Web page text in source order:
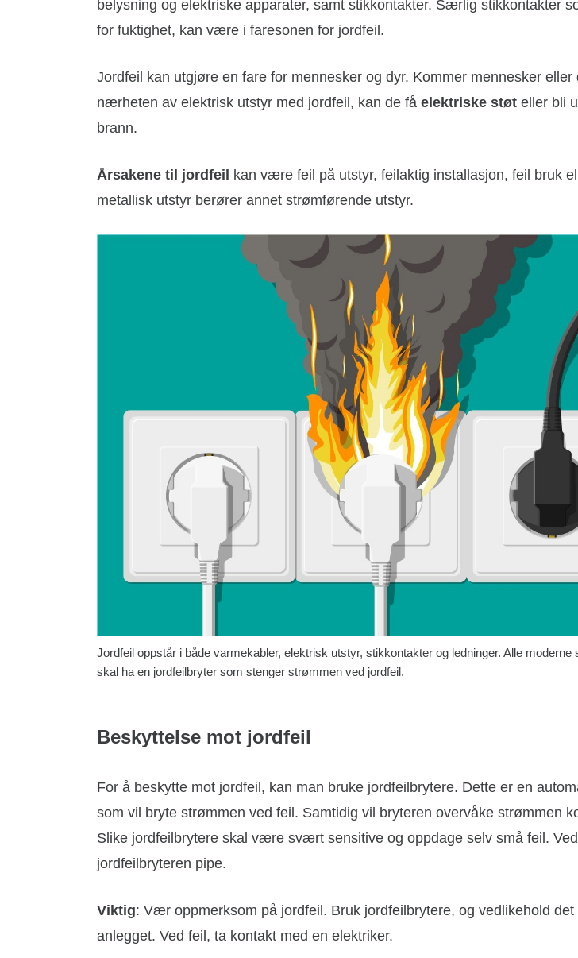
belysning og elektriske apparater, samt stikkontakter. Særlig stikkontakter
for fuktighet, kan være i faresonen for jordfeil.
Jordfeil kan utgjøre en fare for mennesker og dyr. Kommer mennesker eller
nærheten av elektrisk utstyr med jordfeil, kan de få elektriske støt eller bli
brann.
Årsakene til jordfeil kan være feil på utstyr, feilaktig installasjon, feil bruk
metallisk utstyr berører annet strømførende utstyr.
Jordfeil oppstår i både varmekabler, elektrisk utstyr, stikkontakter og ledninger. Alle moderne
skal ha en jordfeilbryter som stenger strømmen ved jordfeil.
Beskyttelse mot jordfeil
For å beskytte mot jordfeil, kan man bruke jordfeilbrytere. Dette er en
som vil bryte strømmen ved feil. Samtidig vil bryteren overvåke strømmen
Slike jordfeilbrytere skal være svært sensitive og oppdage selv små feil. Ved
jordfeilbryteren pipe.
Viktig: Vær oppmerksom på jordfeil. Bruk jordfeilbrytere, og vedlikehold det
anlegget. Ved feil, ta kontakt med en elektriker.